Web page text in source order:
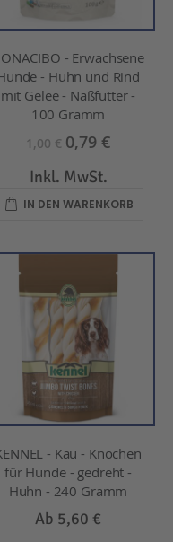
- Erwachsene
- Huhn und Rind
mit Gelee - Naßfutter -
100 Gramm
1,00 € 0,79 €
Inkl. MwSt.
IN DEN WARENKORB
- Kau - Knochen
für Hunde - gedreht -
Huhn - 240 Gramm
Ab 5,60 €